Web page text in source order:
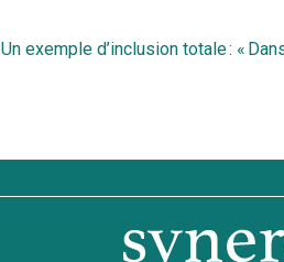
Un exemple d’inclusion totale : «